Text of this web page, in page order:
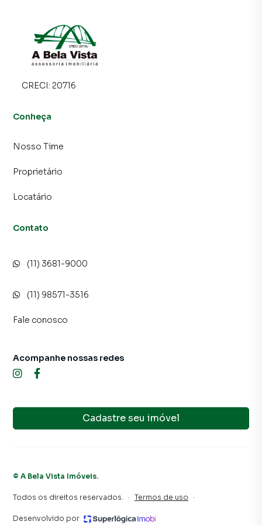
programadores, corretores treinados e uma central de
atendimento preparada para atender proprietários e
inquilinos.
CRECI: 20716
Conheça
Nosso Time
Proprietário
Locatário
Contato
(11) 3681-9000
(11) 98571-3516
Fale conosco
Cadastre seu imóvel
Acompanhe nossas redes
© A Bela Vista Imóveis.
Todos os direitos reservados. · Termos de uso ·
Desenvolvido por